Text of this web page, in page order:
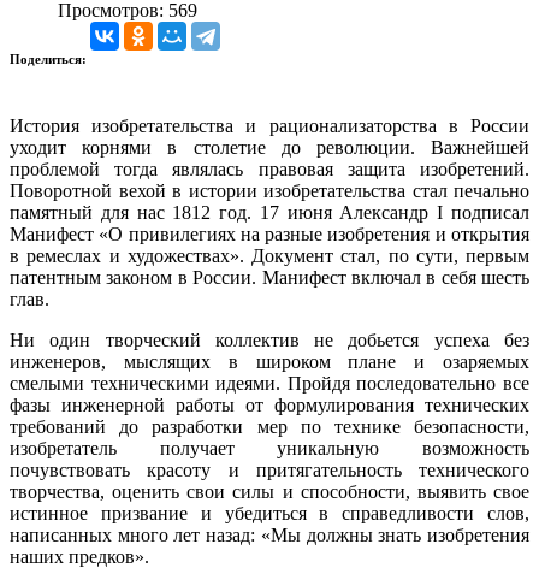
Просмотров: 569
Поделиться:
История изобретательства и рационализаторства в России
уходит корнями в столетие до революции. Важнейшей
проблемой тогда являлась правовая защита изобретений.
Поворотной вехой в истории изобретательства стал печально
памятный для нас 1812 год. 17 июня Александр I подписал
Манифест «О привилегиях на разные изобретения и открытия
в ремеслах и художествах». Документ стал, по сути, первым
патентным законом в России. Манифест включал в себя шесть
глав.
Ни один творческий коллектив не добьется успеха без
инженеров, мыслящих в широком плане и озаряемых
смелыми техническими идеями. Пройдя последовательно все
фазы инженерной работы от формулирования технических
требований до разработки мер по технике безопасности,
изобретатель получает уникальную возможность
почувствовать красоту и притягательность технического
творчества, оценить свои силы и способности, выявить свое
истинное призвание и убедиться в справедливости слов,
написанных много лет назад: «Мы должны знать изобретения
наших предков».